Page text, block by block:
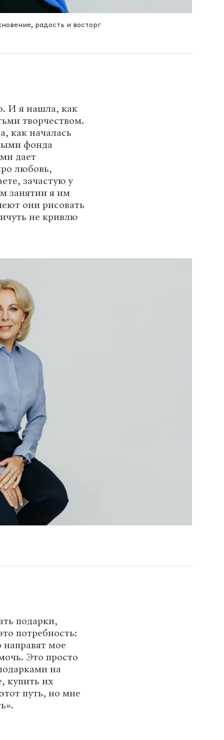
радость и восторг
И я нашла, как
творчеством.
как началась
фонда
дает
любовь,
зачастую у
занятии я им
они рисовать
не кривлю
подарки,
потребность:
мое
Это просто
на
купить их
путь, но мне